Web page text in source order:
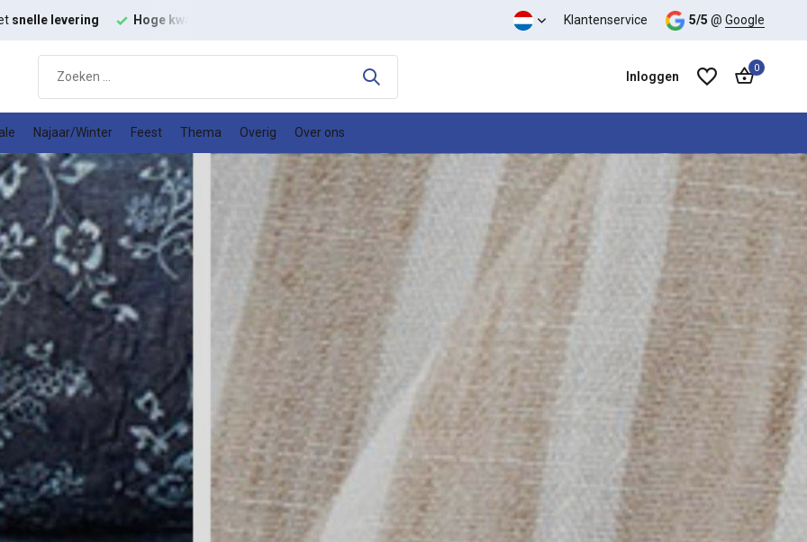
Groot assortiment met Goedeprijs kwaliteit verhouding
Klantenservice 5/5 @ Google
Inloggen
Account aanmaken
Account aanmaken
0
Najaar/Winter Feest Thema Overig Over ons